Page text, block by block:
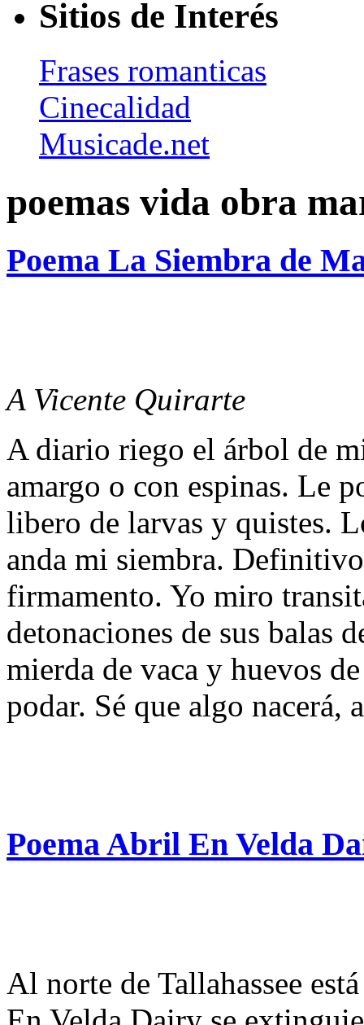
Sitios de Interés
Frases romanticas
Cinecalidad
Musicade.net
poemas vida obra
Poema La Siembra de
A Vicente Quirarte
A diario riego el árbol de
amargo o con espinas. Le
libero de larvas y quistes.
anda mi siembra.
firmamento. Yo miro
detonaciones de sus balas
mierda de vaca y huevos
podar. Sé que algo nacerá,
Poema Abril En Velda
Al norte de Tallahassee